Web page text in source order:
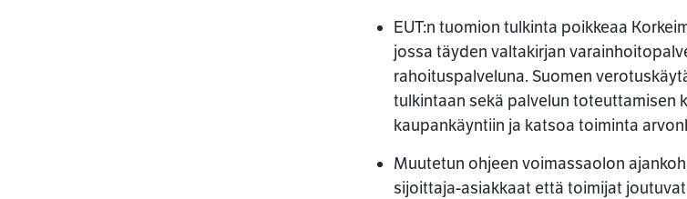
EUT:n tuomion tulkinta poikkeaa
jossa täyden valtakirjan
rahoituspalveluna. Suomen
tulkintaan sekä palvelun toteuttamisen
kaupankäyntiin ja katsoa toiminta
Muutetun ohjeen voimassaolon
sijoittaja-asiakkaat että toimijat